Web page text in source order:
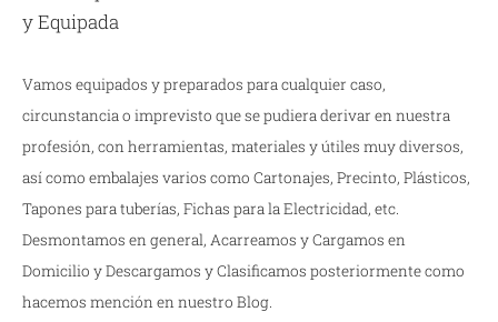
Vamos equipados y preparados para cualquier caso,
circunstancia o imprevisto que se pudiera derivar en nuestra
profesión, con herramientas, materiales y útiles muy diversos,
así como embalajes varios como Cartonajes, Precinto, Plásticos,
Tapones para tuberías, Fichas para la Electricidad, etc.
Desmontamos en general, Acarreamos y Cargamos en
Domicilio y Descargamos y Clasificamos posteriormente como
hacemos mención en nuestro Blog.